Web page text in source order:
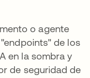
o agente
de los
en la sombra y
de seguridad de